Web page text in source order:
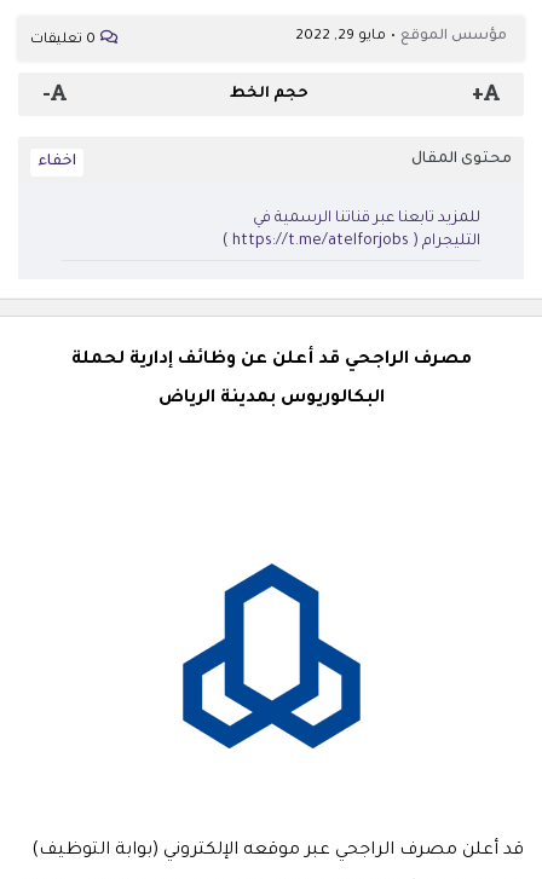
مؤسس الموقع مايو 29, 2022 0 تعليقات
+ حجم الخط -
محتوى المقال
للمزيد تابعنا عبر قناتنا الرسمية في
التليجرام ( https://t.me/atelforjobs )
مصرف الراجحي قد أعلن عن وظائف إدارية لحملة
البكالوريوس بمدينة الرياض
قد أعلن مصرف الراجحي عبر موقعه الإلكتروني (بوابة التوظيف)